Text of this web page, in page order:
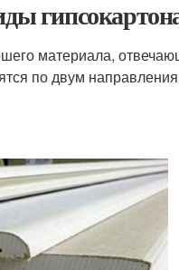
материала,
по двум